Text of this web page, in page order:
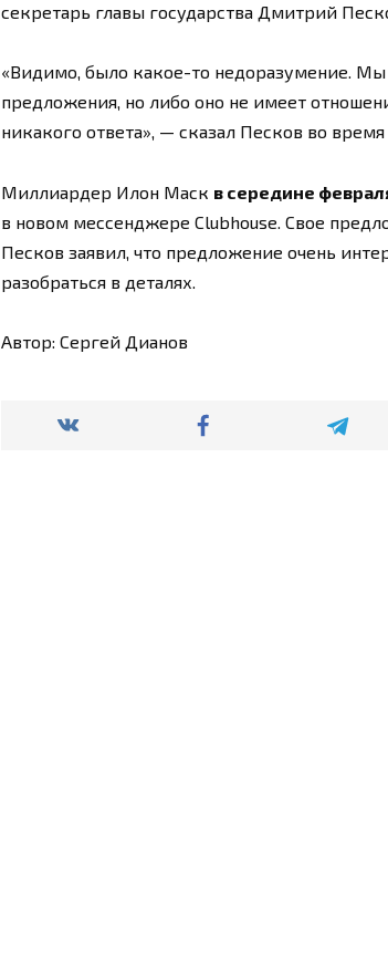
секретарь главы государства Дмитрий
«Видимо, было какое-то недоразумение. Мы
предложения, но либо оно не имеет
никакого ответа», — сказал Песков во
Миллиардер Илон Маск в середине
в новом мессенджере Clubhouse. Свое
Песков заявил, что предложение очень
разобраться в деталях.
Автор: Сергей Дианов